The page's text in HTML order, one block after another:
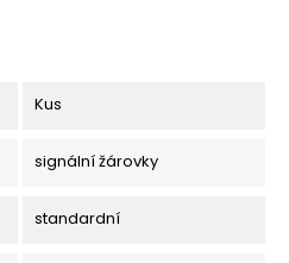
Kus
signální žárovky
standardní